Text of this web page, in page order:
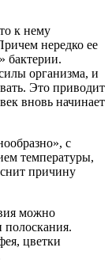
к нему
нередко ее
бактерии.
организма, и
Это приводит
вновь начинает
с
температуры,
причину
можно
полоскания.
цветки